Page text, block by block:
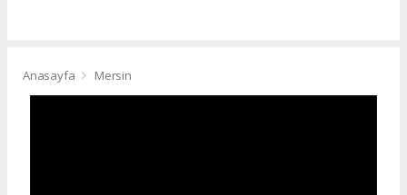
Anasayfa Mersin